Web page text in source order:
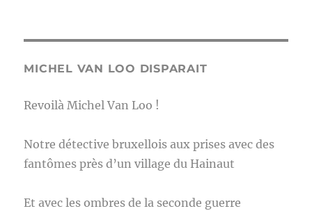
MICHEL VAN LOO DISPARAIT
Revoilà Michel Van Loo !
Notre détective bruxellois aux prises avec des
fantômes près d’un village du Hainaut
Et avec les ombres de la seconde guerre